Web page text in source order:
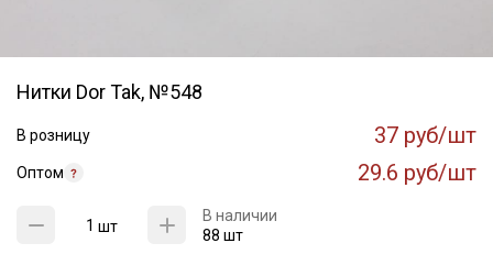
Нитки Dor Tak, №548
В розницу 37 руб/шт
Оптом 29.6 руб/шт
шт
В наличии
88 шт